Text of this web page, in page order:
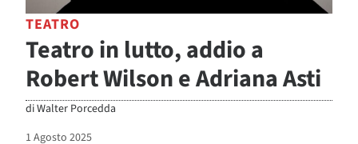
TEATRO
Teatro in lutto, addio a
Robert Wilson e Adriana Asti
diWalter Porcedda
1 Agosto 2025